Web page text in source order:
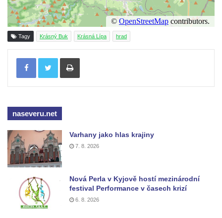
Tagy Krásný Buk Krásná Lípa hrad
Tisknout
naseveru.net
Varhany jako hlas krajiny
7. 8. 2026
Nová Perla v Kyjově hostí mezinárodní
festival Performance v časech krizí
6. 8. 2026